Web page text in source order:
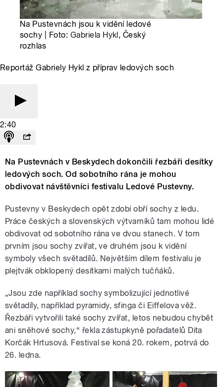
Na Pustevnách jsou k vidění ledové
sochy | Foto: Gabriela Hykl, Český
rozhlas
Reportáž Gabriely Hykl z příprav ledových soch
2:40
Na Pustevnách v Beskydech dokončili řezbáři desítky
ledových soch. Od sobotního rána je mohou
obdivovat návštěvníci festivalu Ledové Pustevny.
Pustevny v Beskydech opět zdobí obří sochy z ledu.
Práce českých a slovenských výtvarníků tam mohou lidé
obdivovat od sobotního rána ve dvou stanech. V tom
prvním jsou sochy zvířat, ve druhém jsou k vidění
symboly všech světadílů. Největším dílem festivalu je
plejtvák obklopený desítkami malých tučňáků.
„Jsou zde například sochy symbolizující jednotlivé
světadíly, například pyramidy, sfinga či Eiffelova věž.
Řezbáři vytvořili také sochy zvířat, letos nebudou chybět
ani sněhové sochy,“ řekla zástupkyně pořadatelů Dita
Korčák Hrtusová. Festival se koná 20. rokem, potrvá do
26. ledna.